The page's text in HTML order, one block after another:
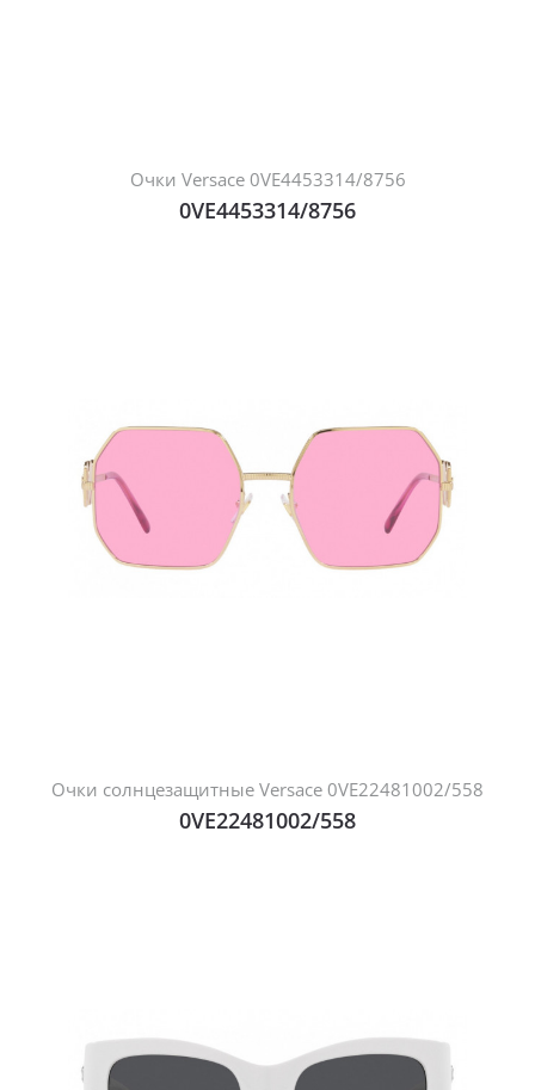
Очки Versace 0VE4453314/8756
0VE4453314/8756
Очки солнцезащитные Versace 0VE22481002/558
0VE22481002/558